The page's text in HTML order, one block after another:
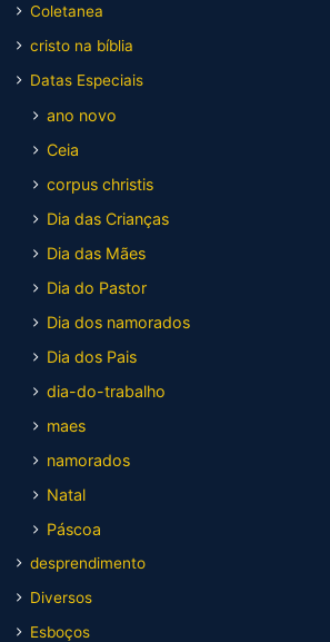
Coletanea
cristo na bíblia
Datas Especiais
ano novo
Ceia
corpus christis
Dia das Crianças
Dia das Mães
Dia do Pastor
Dia dos namorados
Dia dos Pais
dia-do-trabalho
maes
namorados
Natal
Páscoa
desprendimento
Diversos
Esboços